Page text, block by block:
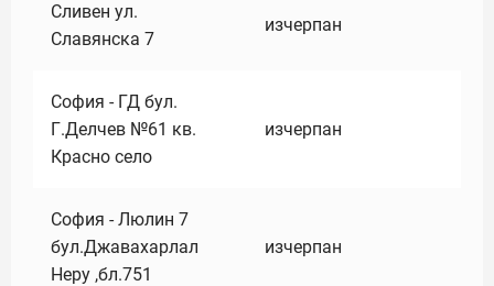
Сливен ул.
Славянска 7
изчерпан
София - ГД бул.
Г.Делчев №61 кв.
Красно село
изчерпан
София - Люлин 7
бул.Джавахарлал
Неру ,бл.751
изчерпан